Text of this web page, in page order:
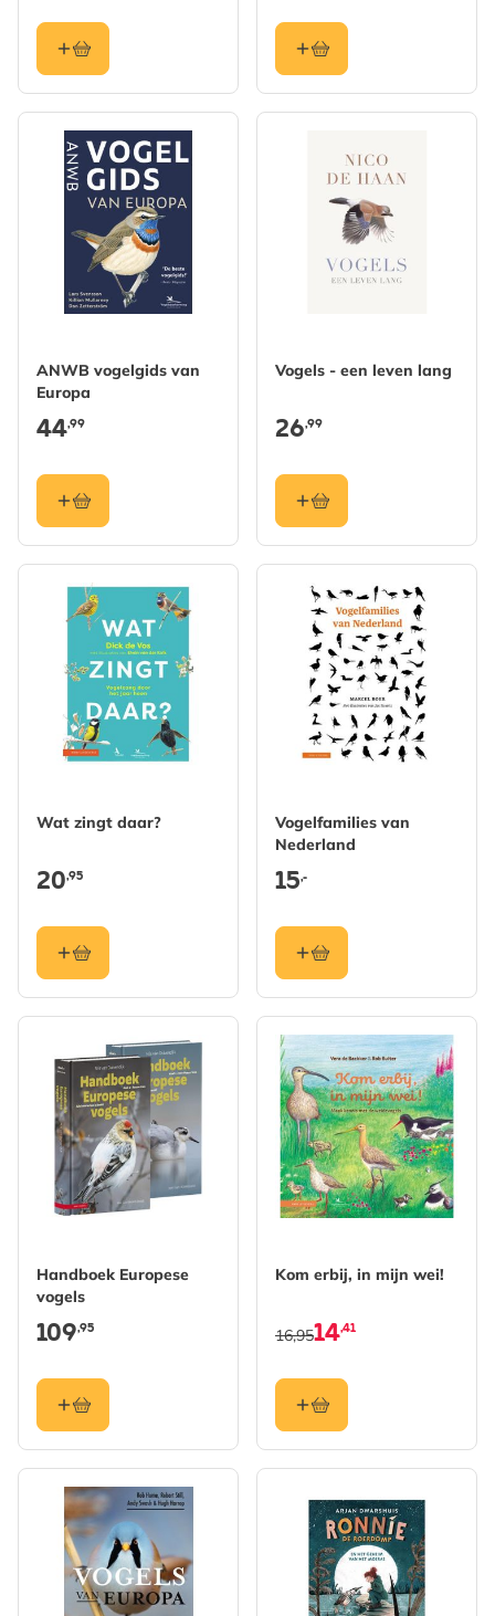
ANWB vogelgids van
Europa
44,99
Vogels - een leven lang
26,99
Wat zingt daar?
20,95
Vogelfamilies van
Nederland
15,-
Handboek Europese
vogels
109,95
Kom erbij, in mijn wei!
14,41
16,95